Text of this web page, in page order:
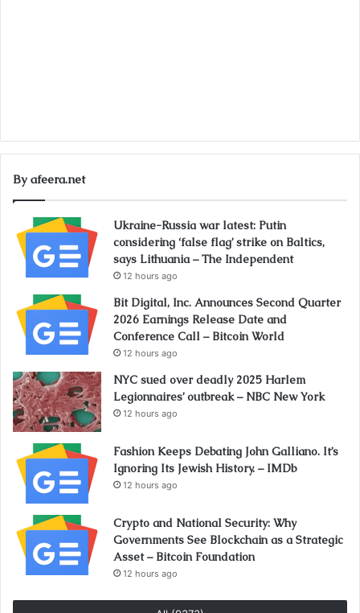
By afeera.net
Ukraine-Russia war latest: Putin
considering ‘false flag’ strike on Baltics,
says Lithuania – The Independent
12 hours ago
Bit Digital, Inc. Announces Second Quarter
2026 Earnings Release Date and
Conference Call – Bitcoin World
12 hours ago
NYC sued over deadly 2025 Harlem
Legionnaires’ outbreak – NBC New York
12 hours ago
Fashion Keeps Debating John Galliano. It’s
Ignoring Its Jewish History. – IMDb
12 hours ago
Crypto and National Security: Why
Governments See Blockchain as a Strategic
Asset – Bitcoin Foundation
12 hours ago